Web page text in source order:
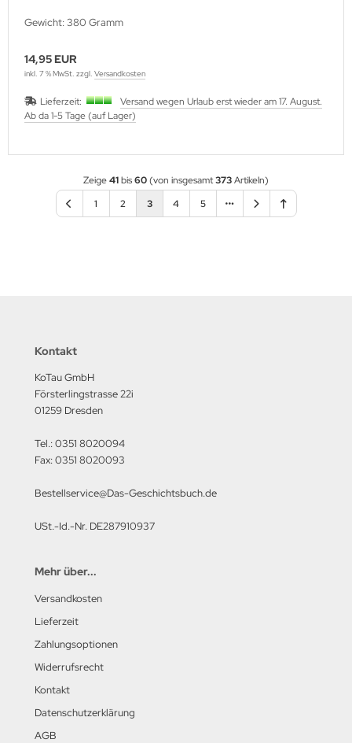
Gewicht: 380 Gramm
14,95 EUR
inkl. 7 % MwSt. zzgl. Versandkosten
Lieferzeit:
Versand wegen Urlaub erst wieder am 17. August.
Ab da 1-5 Tage (auf Lager)
Zeige41bis60(von insgesamt373Artikeln)
1
2 3 4 5
Kontakt
KoTau GmbH
Försterlingstrasse 22i
01259 Dresden
Tel.: 0351 8020094
Fax: 0351 8020093
Bestellservice@Das-Geschichtsbuch.de
USt.-Id.-Nr. DE287910937
Mehr über...
Versandkosten
Lieferzeit
Zahlungsoptionen
Widerrufsrecht
Kontakt
Datenschutzerklärung
AGB